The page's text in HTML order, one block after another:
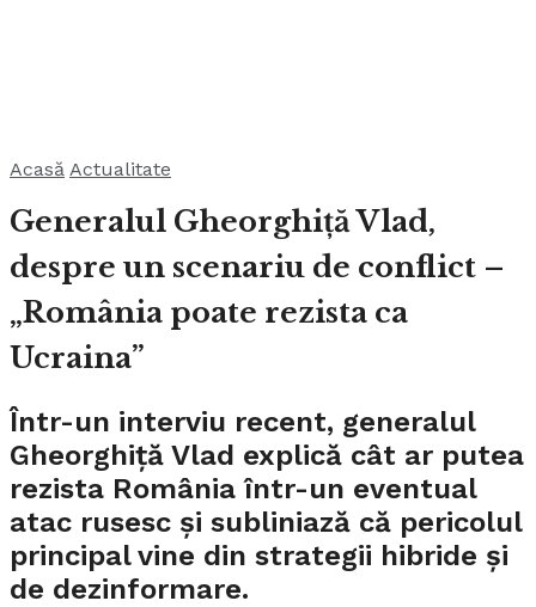
Acasă Actualitate
Generalul Gheorghiță Vlad,
despre un scenariu de conflict –
„România poate rezista ca
Ucraina”
Într-un interviu recent, generalul
Gheorghiță Vlad explică cât ar putea
rezista România într-un eventual
atac rusesc și subliniază că pericolul
principal vine din strategii hibride și
de dezinformare.